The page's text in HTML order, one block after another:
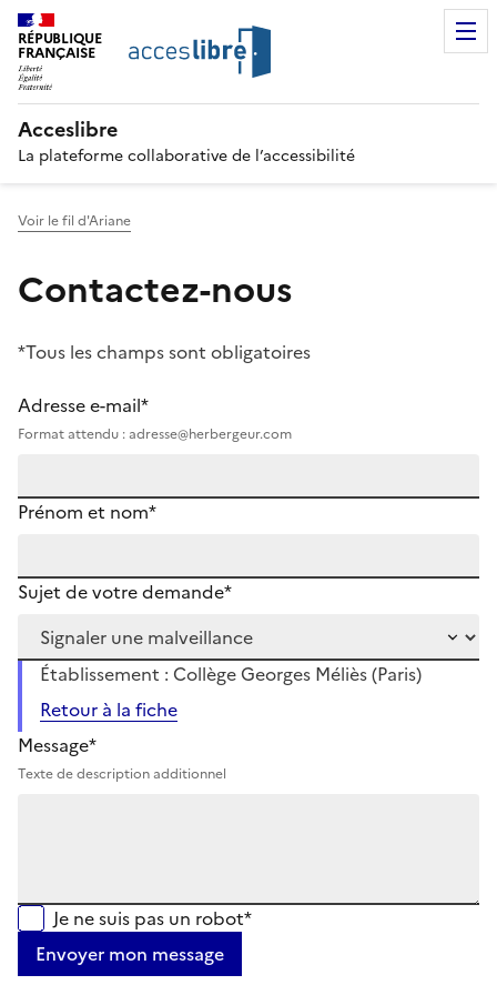
RÉPUBLIQUE
FRANÇAISE
Acceslibre
La plateforme collaborative de l’accessibilité
Voir le fil d'Ariane
Contactez-nous
*Tous les champs sont obligatoires
Adresse e-mail*
Format attendu : adresse@herbergeur.com
Prénom et nom*
Sujet de votre demande*
Établissement : Collège Georges Méliès (Paris)
Retour à la fiche
Message*
Texte de description additionnel
Je ne suis pas un robot*
Envoyer mon message